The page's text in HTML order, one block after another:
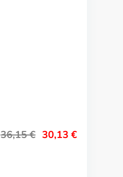
36,15€ 30,13 €